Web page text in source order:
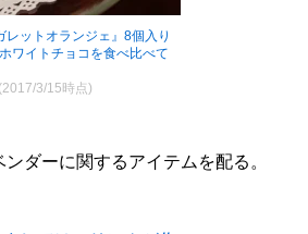
ットオランジェ』8個入り
ワイトチョコを食べ比べて
(2017/3/15時点)
ダーに関するアイテムを配る。